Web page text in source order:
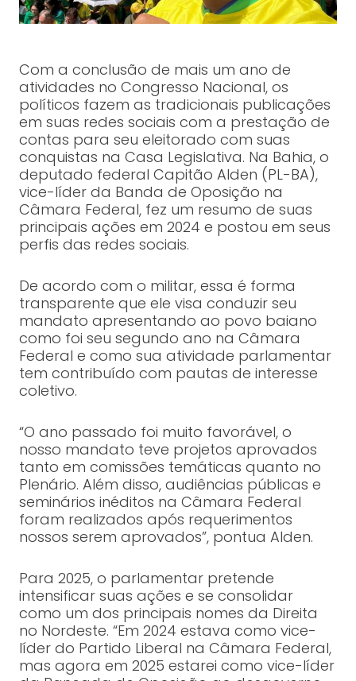
Com a conclusão de mais um ano de
atividades no Congresso Nacional, os
políticos fazem as tradicionais publicações
em suas redes sociais com a prestação de
contas para seu eleitorado com suas
conquistas na Casa Legislativa. Na Bahia, o
deputado federal Capitão Alden (PL-BA),
vice-líder da Banda de Oposição na
Câmara Federal, fez um resumo de suas
principais ações em 2024 e postou em seus
perfis das redes sociais.
De acordo com o militar, essa é forma
transparente que ele visa conduzir seu
mandato apresentando ao povo baiano
como foi seu segundo ano na Câmara
Federal e como sua atividade parlamentar
tem contribuído com pautas de interesse
coletivo.
“O ano passado foi muito favorável, o
nosso mandato teve projetos aprovados
tanto em comissões temáticas quanto no
Plenário. Além disso, audiências públicas e
seminários inéditos na Câmara Federal
foram realizados após requerimentos
nossos serem aprovados”, pontua Alden.
Para 2025, o parlamentar pretende
intensificar suas ações e se consolidar
como um dos principais nomes da Direita
no Nordeste. “Em 2024 estava como vice-
líder do Partido Liberal na Câmara Federal,
mas agora em 2025 estarei como vice-líder